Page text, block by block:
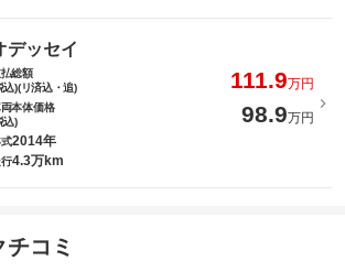
デッセイ
総額
込)(リ済込・追)
111.9万円
本体価格
込)
98.9万円
2014年
4.3万km
コミ